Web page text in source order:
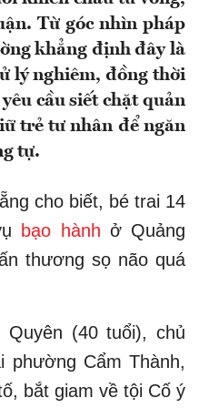
Từ góc nhìn pháp
khẳng định đây là
lý nghiêm, đồng thời
cầu siết chặt quản
trẻ tư nhân để ngăn
tự.
cho biết, bé trai 14
bạo hành ở Quảng
thương sọ não quá
Quyên (40 tuổi), chủ
Cẩm Thành,
bắt giam về tội Cố ý